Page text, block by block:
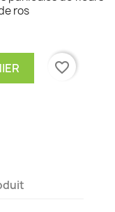
ros
favorite_border